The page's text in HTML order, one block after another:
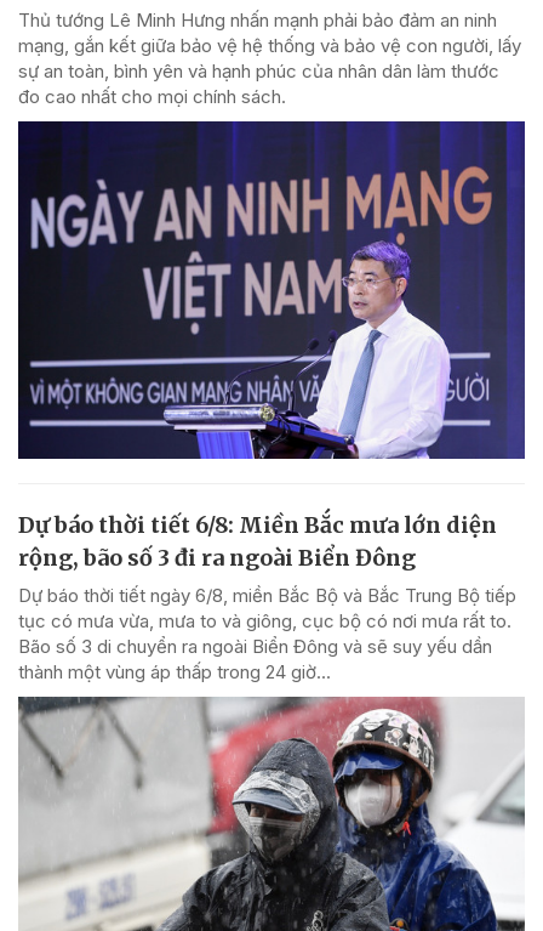
Thủ tướng Lê Minh Hưng nhấn mạnh phải bảo đảm an ninh
mạng, gắn kết giữa bảo vệ hệ thống và bảo vệ con người, lấy
sự an toàn, bình yên và hạnh phúc của nhân dân làm thước
đo cao nhất cho mọi chính sách.
Dự báo thời tiết 6/8: Miền Bắc mưa lớn diện
rộng, bão số 3 đi ra ngoài Biển Đông
Dự báo thời tiết ngày 6/8, miền Bắc Bộ và Bắc Trung Bộ tiếp
tục có mưa vừa, mưa to và giông, cục bộ có nơi mưa rất to.
Bão số 3 di chuyển ra ngoài Biển Đông và sẽ suy yếu dần
thành một vùng áp thấp trong 24 giờ...